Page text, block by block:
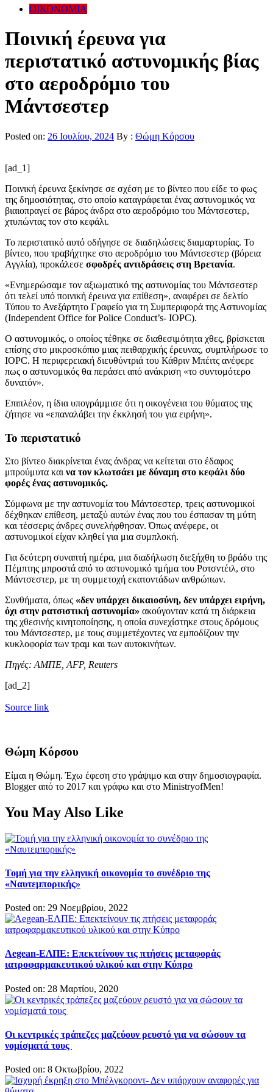
ΟΙΚΟΝΟΜΙΑ
Ποινική έρευνα για
περιστατικό αστυνομικής βίας
στο αεροδρόμιο του
Μάντσεστερ
Posted on: 26 Ιουλίου, 2024 By : Θώμη Κόρσου
[ad_1]
Ποινική έρευνα ξεκίνησε σε σχέση με το βίντεο που είδε το φως
της δημοσιότητας, στο οποίο καταγράφεται ένας αστυνομικός να
βιαιοπραγεί σε βάρος άνδρα στο αεροδρόμιο του Μάντσεστερ,
χτυπώντας τον στο κεφάλι.
Το περιστατικό αυτό οδήγησε σε διαδηλώσεις διαμαρτυρίας. Το
βίντεο, που τραβήχτηκε στο αεροδρόμιο του Μάντσεστερ (βόρεια
Αγγλία), προκάλεσε σφοδρές αντιδράσεις στη Βρετανία.
«Ενημερώσαμε τον αξιωματικό της αστυνομίας του Μάντσεστερ
ότι τελεί υπό ποινική έρευνα για επίθεση», αναφέρει σε δελτίο
Τύπου το Ανεξάρτητο Γραφείο για τη Συμπεριφορά της Αστυνομίας
(Independent Office for Police Conduct’s- IOPC).
Ο αστυνομικός, ο οποίος τέθηκε σε διαθεσιμότητα χθες, βρίσκεται
επίσης στο μικροσκόπιο μιας πειθαρχικής έρευνας, συμπλήρωσε το
IOPC. Η περιφερειακή διευθύντριά του Κάθριν Μπέιτς ανέφερε
πως ο αστυνομικός θα περάσει από ανάκριση «το συντομότερο
δυνατόν».
Επιπλέον, η ίδια υπογράμμισε ότι η οικογένεια του θύματος της
ζήτησε να «επαναλάβει την έκκλησή του για ειρήνη».
Το περιστατικό
Στο βίντεο διακρίνεται ένας άνδρας να κείτεται στο έδαφος
μπρούμυτα και να τον κλωτσάει με δύναμη στο κεφάλι δύο
φορές ένας αστυνομικός.
Σύμφωνα με την αστυνομία του Μάντσεστερ, τρεις αστυνομικοί
δέχθηκαν επίθεση, μεταξύ αυτών ένας που του έσπασαν τη μύτη
και τέσσερις άνδρες συνελήφθησαν. Όπως ανέφερε, οι
αστυνομικοί είχαν κληθεί για μια συμπλοκή.
Για δεύτερη συναπτή ημέρα, μια διαδήλωση διεξήχθη το βράδυ της
Πέμπτης μπροστά από το αστυνομικό τμήμα του Ροτσντέιλ, στο
Μάντσεστερ, με τη συμμετοχή εκατοντάδων ανθρώπων.
Συνθήματα, όπως «δεν υπάρχει δικαιοσύνη, δεν υπάρχει ειρήνη,
όχι στην ρατσιστική αστυνομία» ακούγονταν κατά τη διάρκεια
της χθεσινής κινητοποίησης, η οποία συνεχίστηκε στους δρόμους
του Μάντσεστερ, με τους συμμετέχοντες να εμποδίζουν την
κυκλοφορία των τραμ και των αυτοκινήτων.
Πηγές: ΑΜΠΕ, AFP, Reuters
[ad_2]
Source link
Θώμη Κόρσου
Είμαι η Θώμη. Έχω έφεση στο γράψιμο και στην δημοσιογραφία.
Blogger από το 2017 και γράφω και στο MinistryofMen!
You May Also Like
Τομή για την ελληνική οικονομία το συνέδριο της
«Ναυτεμπορικής»
Posted on: 29 Νοεμβρίου, 2022
Aegean-ΕΛΠΕ: Επεκτείνουν τις πτήσεις μεταφοράς
ιατροφαρμακευτικού υλικού και στην Κύπρο
Posted on: 28 Μαρτίου, 2020
Οι κεντρικές τράπεζες μαζεύουν ρευστό για να σώσουν τα
νομίσματά τους
Posted on: 8 Οκτωβρίου, 2022